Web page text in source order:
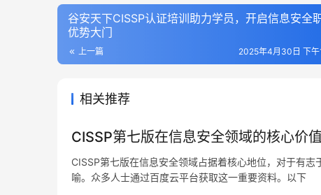
谷安天下CISSP认证培训助力学员，开启信息安全
优势大门
上一篇 2025年4月30日 下
相关推荐
CISSP第七版在信息安全领域的核心价
CISSP第七版在信息安全领域占据着核心地位，对于有
喻。众多人士通过百度云平台获取这一重要资料。以下